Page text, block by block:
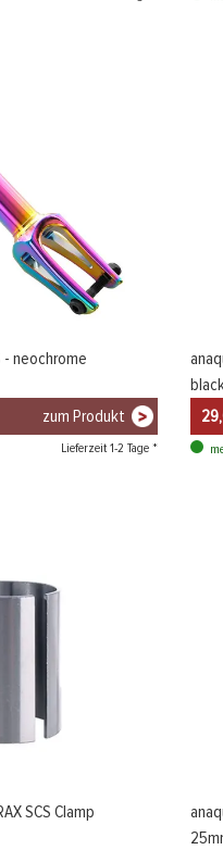
- neochrome
zum Produkt
Lieferzeit 1-2 Tage *
SCS Clamp